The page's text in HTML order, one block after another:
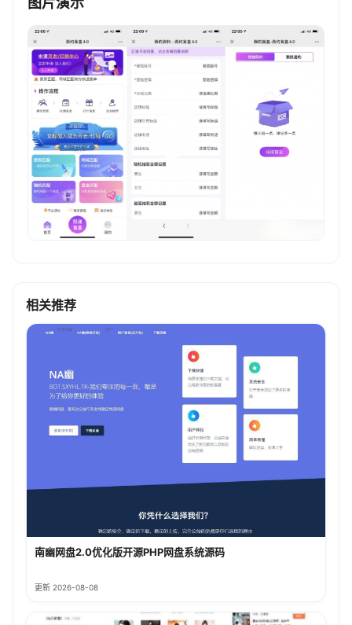
相关推荐
南幽网盘2.0优化版开源PHP网盘系统源码
更新 2026-08-08